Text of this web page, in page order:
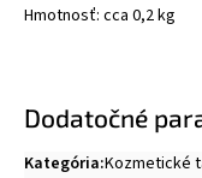
Hmotnosť: cca 0,2 kg
Dodatočné
Kategória:Kozmetické